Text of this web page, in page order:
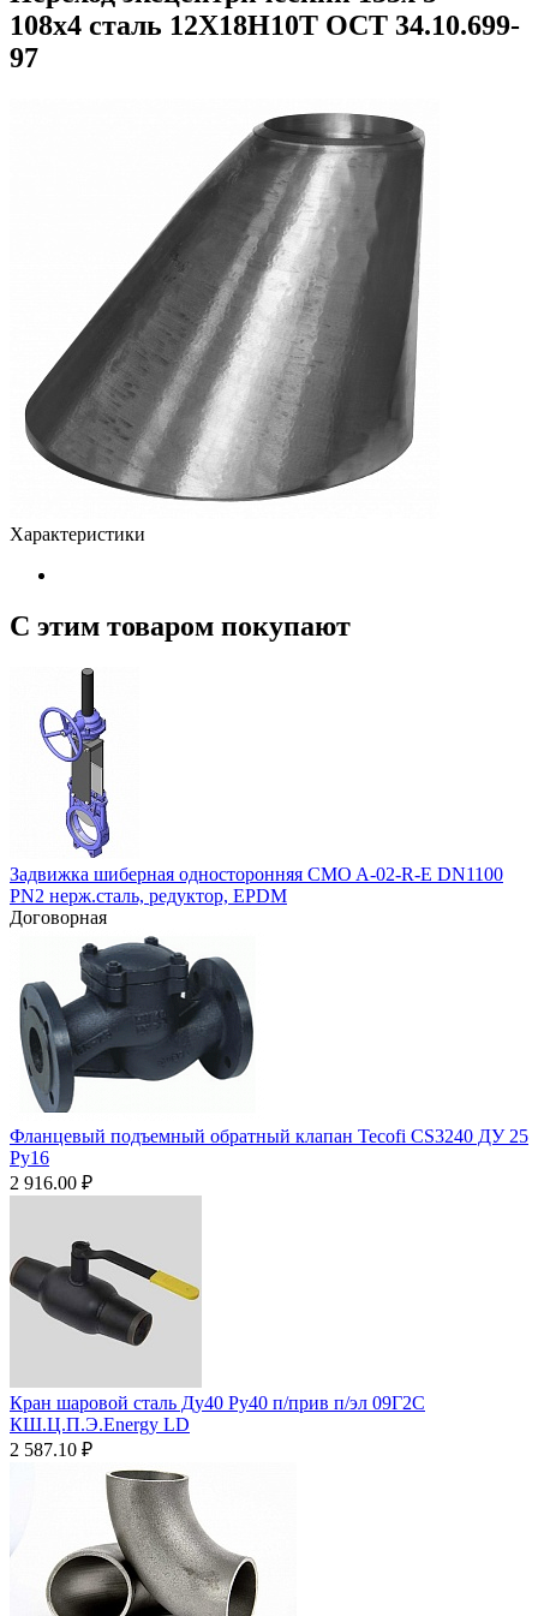
108х4 сталь 12Х18Н10Т ОСТ 34.10.699-
97
Характеристики
С этим товаром покупают
Задвижка шиберная односторонняя CMO A-02-R-E DN1100
PN2 нерж.сталь, редуктор, EPDM
Договорная
Фланцевый подъемный обратный клапан Tecofi CS3240 ДУ 25
Ру16
2 916.00 ₽
Кран шаровой сталь Ду40 Ру40 п/прив п/эл 09Г2С
КШ.Ц.П.Э.Energy LD
2 587.10 ₽